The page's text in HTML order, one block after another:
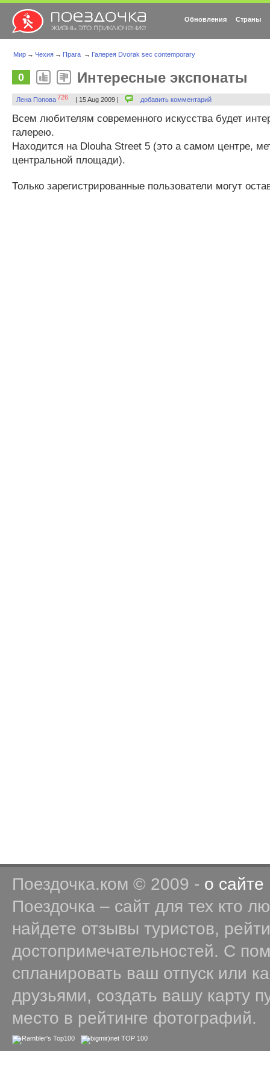
Обновления Страны
Мир → Чехия → Прага → Галерея Dvorak sec contemporary
0 Интересные экспонаты
Лена Попова726 | 15 Aug 2009 | добавить комментарий
Всем любителям современного искусства будет
галерею.
Находится на Dlouha Street 5 (это а самом центре,
центральной площади).
Только зарегистрированные пользователи могут
Поездочка.ком © 2009 - о сайте
Поездочка – сайт для тех кто
найдете отзывы туристов,
достопримечательностей. С
спланировать ваш отпуск или
друзьями, создать вашу карту
место в рейтинге фотографий.